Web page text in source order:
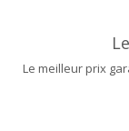
Le meilleur prix